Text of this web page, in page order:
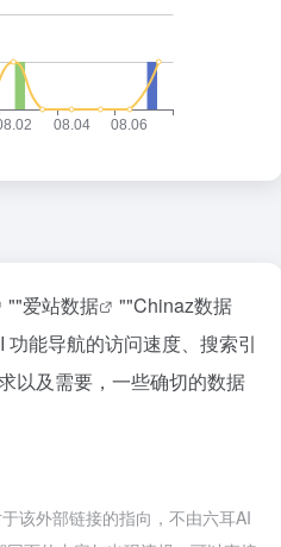
""爱站数据 ""Chinaz数据
能导航的访问速度、搜索引
以及需要，一些确切的数据
该外部链接的指向，不由六耳AI